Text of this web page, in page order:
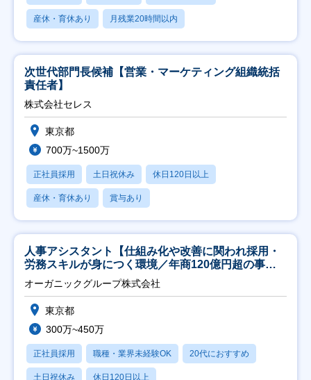
産休・育休あり 月残業20時間以内
次世代部門長候補【営業・マーケティング組織統括
責任者】
株式会社セレス
東京都
700万~1500万
正社員採用 土日祝休み 休日120日以上
産休・育休あり 賞与あり
人事アシスタント【仕組み化や改善に関われ採用・
労務スキルが身につく環境／年商120億円超の事業
会社】
オーガニックグループ株式会社
東京都
300万~450万
正社員採用 職種・業界未経験OK 20代におすすめ
土日祝休み 休日120日以上